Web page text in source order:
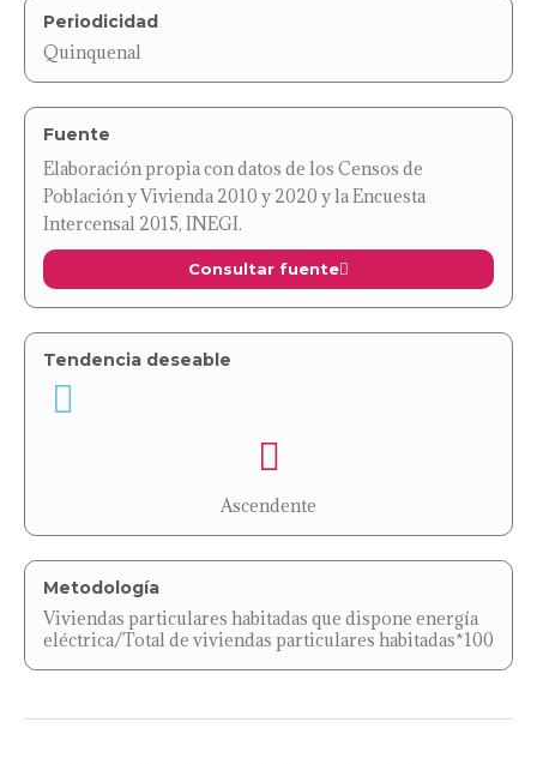
Periodicidad
Quinquenal
Fuente
Elaboración propia con datos de los Censos de
Población y Vivienda 2010 y 2020 y la Encuesta
Intercensal 2015, INEGI.
Consultar fuente
Tendencia deseable
Ascendente
Metodología
Viviendas particulares habitadas que dispone energía
eléctrica/Total de viviendas particulares habitadas*100